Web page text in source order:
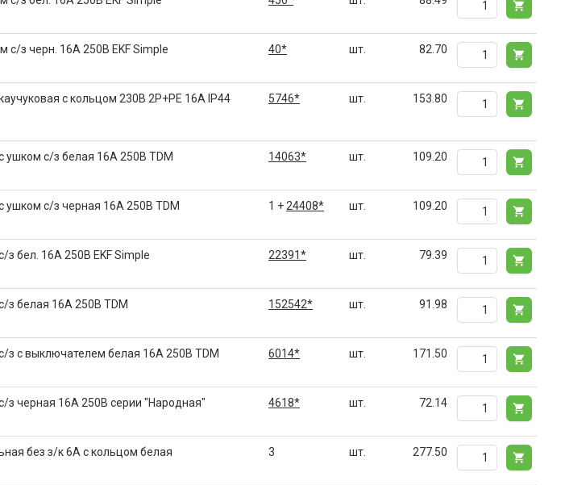
с/з черн. 16А 250В EKF Simple 40* шт. 82.70
с кольцом 230В 2P+PE 16A IP44
5746* шт. 153.80
ушком с/з белая 16А 250В TDM 14063* шт. 109.20
ушком с/з черная 16А 250В TDM 1 + 24408* шт. 109.20
з бел. 16А 250В EKF Simple 22391* шт. 79.39
з белая 16А 250В TDM 152542* шт. 91.98
з с выключателем белая 16А 250В TDM 6014* шт. 171.50
з черная 16А 250В серии "Народная" 4618* шт. 72.14
без з/к 6А с кольцом белая
3 шт. 277.50